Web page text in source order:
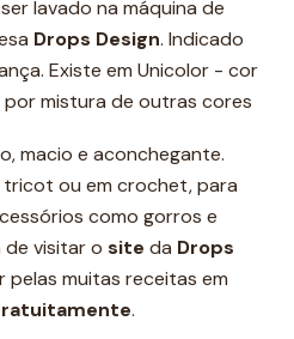
lavado na máquina de
Drops Design. Indicado
Existe em Unicolor - cor
mistura de outras cores
macio e aconchegante.
ou em crochet, para
como gorros e
de visitar o site da Drops
pelas muitas receitas em
.